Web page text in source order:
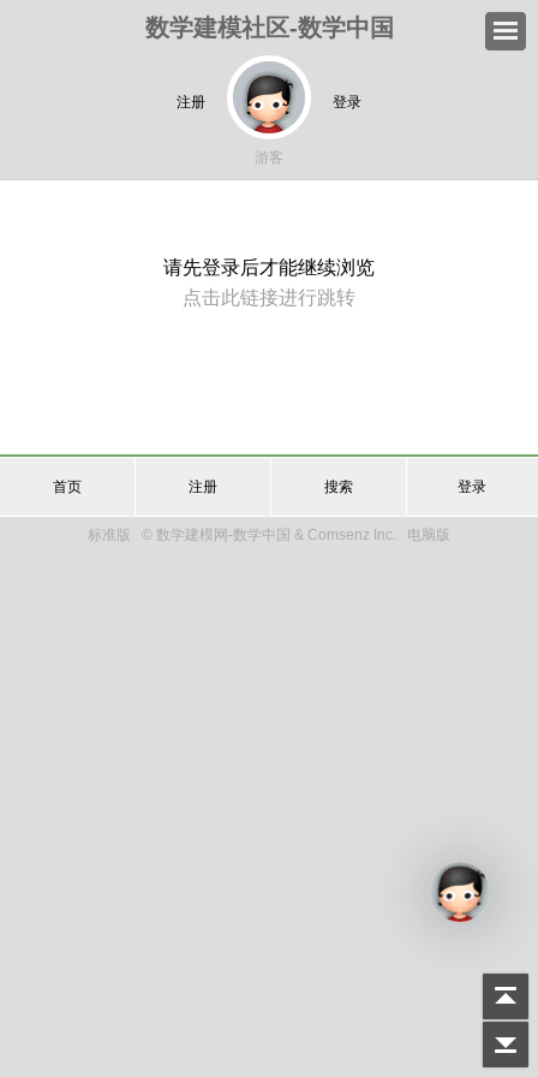
数学建模社区-数学中国
注册 登录
游客
请先登录后才能继续浏览
点击此链接进行跳转
首页 注册 搜索 登录
标准版 © 数学建模网-数学中国 & Comsenz Inc. 电脑版